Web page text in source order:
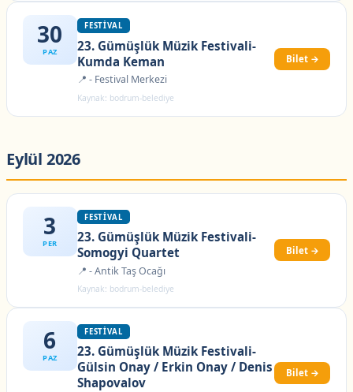
30
PAZ
FESTIVAL
23. Gümüşlük Müzik Festivali-
Kumda Keman
📍 - Festival Merkezi
Kaynak: bodrum-belediye
Bilet →
Eylül 2026
3
PER
FESTIVAL
23. Gümüşlük Müzik Festivali-
Somogyi Quartet
📍 - Antik Taş Ocağı
Kaynak: bodrum-belediye
Bilet →
6
PAZ
FESTIVAL
23. Gümüşlük Müzik Festivali-
Gülsin Onay / Erkin Onay / Denis
Shapovalov
Bilet →